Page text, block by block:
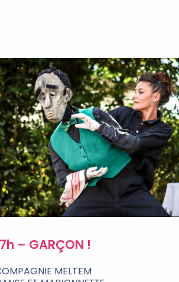
– GARÇON !
MELTEM